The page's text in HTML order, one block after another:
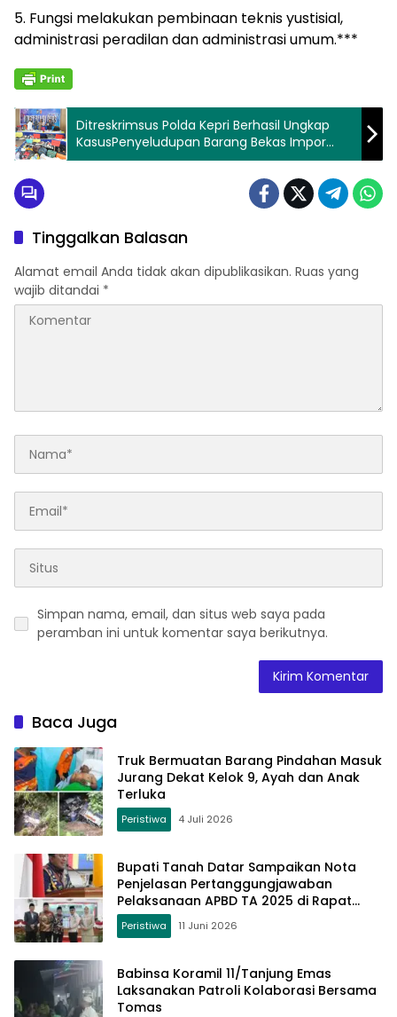
5. Fungsi melakukan pembinaan teknis yustisial,
administrasi peradilan dan administrasi umum.***
Ditreskrimsus Polda Kepri Berhasil Ungkap
KasusPenyeludupan Barang Bekas Impor
Ilegal Dari Singapura
Tinggalkan Balasan
Alamat email Anda tidak akan dipublikasikan. Ruas yang
wajib ditandai *
Simpan nama, email, dan situs web saya pada
peramban ini untuk komentar saya berikutnya.
Baca Juga
Truk Bermuatan Barang Pindahan Masuk
Jurang Dekat Kelok 9, Ayah dan Anak
Terluka
Peristiwa 4 Juli 2026
Bupati Tanah Datar Sampaikan Nota
Penjelasan Pertanggungjawaban
Pelaksanaan APBD TA 2025 di Rapat
Paripurna DPRD
Peristiwa 11 Juni 2026
Babinsa Koramil 11/Tanjung Emas
Laksanakan Patroli Kolaborasi Bersama
Tomas